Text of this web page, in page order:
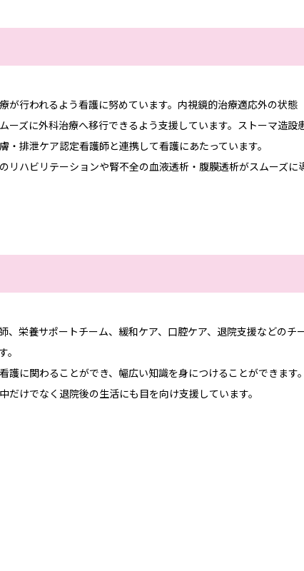
が行われるよう看護に努めています。内視鏡的治療適応外の状態
ーズに外科治療へ移行できるよう支援しています。ストーマ造設
排泄ケア認定看護師と連携して看護にあたっています。
リハビリテーションや腎不全の血液透析・腹膜透析がスムーズに
、栄養サポートチーム、緩和ケア、口腔ケア、退院支援などのチ
に関わることができ、幅広い知識を身につけることができます。
けでなく退院後の生活にも目を向け支援しています。